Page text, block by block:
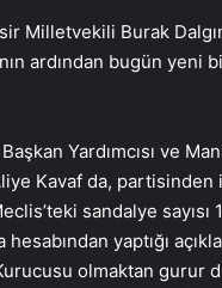
Milletvekili Burak
ardından bugün yeni
Yardımcısı ve
Kavaf da, partisinden
sandalye sayısı
yaptığı
olmaktan gurur